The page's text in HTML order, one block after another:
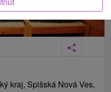
kraj, Spišská Nová Ves,